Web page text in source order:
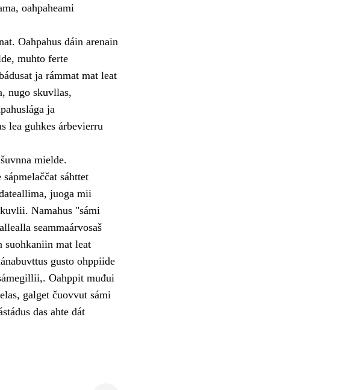
oahpaheami
Oahpahus dáin arenain
muhto ferte
ja rámmat mat leat
nugo skuvllas,
ja
lea guhkes árbevierru
mielde.
sáhttet
juoga mii
Namahus "sámi
seammaárvosaš
suohkaniin mat leat
gusto ohppiide
Oahppit muđui
galget čuovvut sámi
das ahte dát